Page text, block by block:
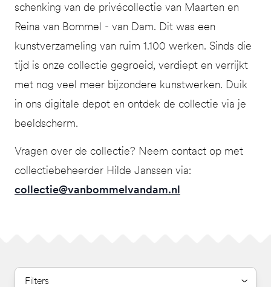
schenking van de privécollectie van Maarten en
Reina van Bommel - van Dam. Dit was een
kunstverzameling van ruim 1.100 werken. Sinds die
tijd is onze collectie gegroeid, verdiept en verrijkt
met nog veel meer bijzondere kunstwerken. Duik
in ons digitale depot en ontdek de collectie via je
beeldscherm.
Vragen over de collectie? Neem contact op met
collectiebeheerder Hilde Janssen via:
collectie@vanbommelvandam.nl
Filters